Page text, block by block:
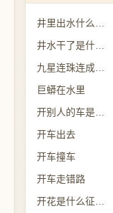
巨蟒在水里
开车出去
开车撞车
开车走错路